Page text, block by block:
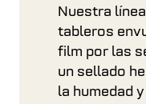
Nuestra
tableros
film por las
un sellado
la humedad